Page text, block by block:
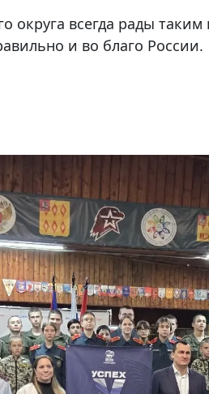
всегда рады
и во благо России.